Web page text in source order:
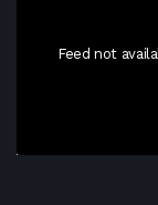
Feed not